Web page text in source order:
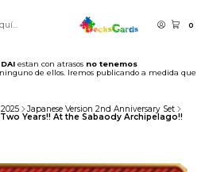
0
estan con atrasos no tenemos
de ellos. Iremos publicando a medida que
2025
Japanese Version 2nd Anniversary Set
Years!! At the Sabaody Archipelago!!